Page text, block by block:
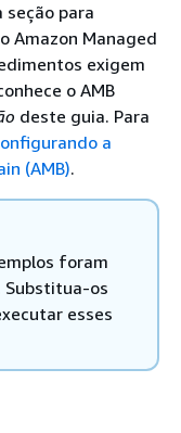
para
Amazon Managed
exigem
o AMB
deste guia. Para
a
(AMB).
foram
Substitua-os
esses